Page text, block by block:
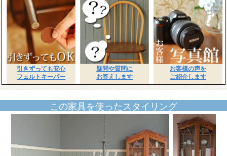
引きずっても安心
フェルトキーパー
疑問や質問に
お答えします
お客様の声を
ご紹介します
この家具を使ったスタイリング